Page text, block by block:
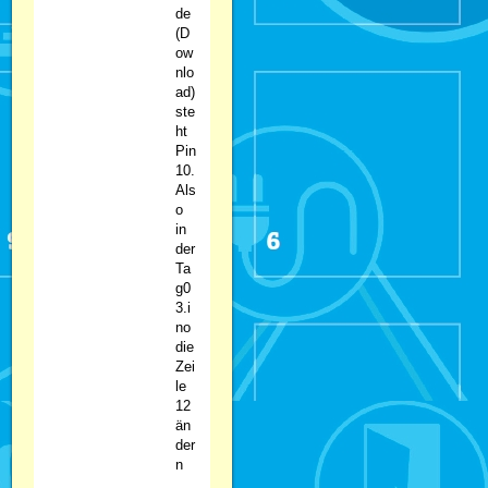
de
(D
ow
nlo
ad)
ste
ht
Pin
10.
Als
o
in
der
Ta
g0
3.i
no
die
Zei
le
12
än
der
n